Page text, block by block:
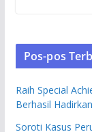
Pos-pos
Raih Special
Berhasil
Soroti Kasus